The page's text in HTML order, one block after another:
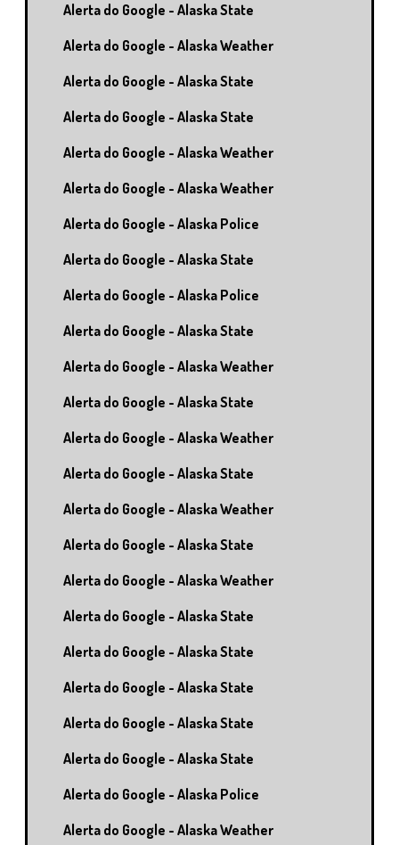
Alerta do Google - Alaska State
Alerta do Google - Alaska Weather
Alerta do Google - Alaska State
Alerta do Google - Alaska State
Alerta do Google - Alaska Weather
Alerta do Google - Alaska Weather
Alerta do Google - Alaska Police
Alerta do Google - Alaska State
Alerta do Google - Alaska Police
Alerta do Google - Alaska State
Alerta do Google - Alaska Weather
Alerta do Google - Alaska State
Alerta do Google - Alaska Weather
Alerta do Google - Alaska State
Alerta do Google - Alaska Weather
Alerta do Google - Alaska State
Alerta do Google - Alaska Weather
Alerta do Google - Alaska State
Alerta do Google - Alaska State
Alerta do Google - Alaska State
Alerta do Google - Alaska State
Alerta do Google - Alaska State
Alerta do Google - Alaska Police
Alerta do Google - Alaska Weather